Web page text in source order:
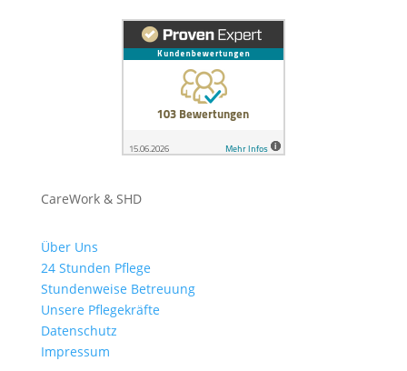
CareWork & SHD
Über Uns
24 Stunden Pflege
Stundenweise Betreuung
Unsere Pflegekräfte
Datenschutz
Impressum